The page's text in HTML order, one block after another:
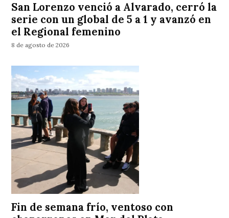
San Lorenzo venció a Alvarado, cerró la
serie con un global de 5 a 1 y avanzó en
el Regional femenino
8 de agosto de 2026
Fin de semana frío, ventoso con